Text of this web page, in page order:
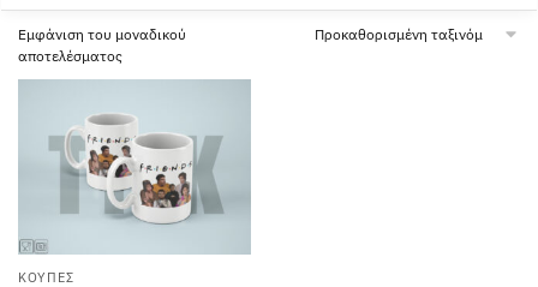
Εμφάνιση του μοναδικού
αποτελέσματος
ΚΟΎΠΕΣ